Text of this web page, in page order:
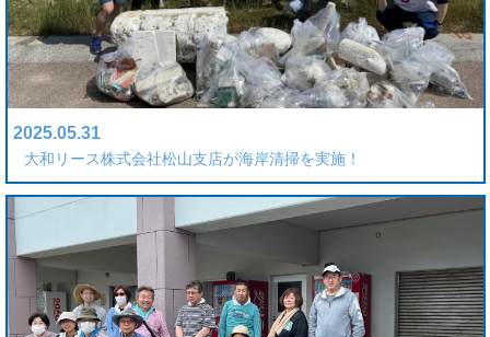
2025.05.31
大和リース株式会社松山支店が海岸清掃を実施！